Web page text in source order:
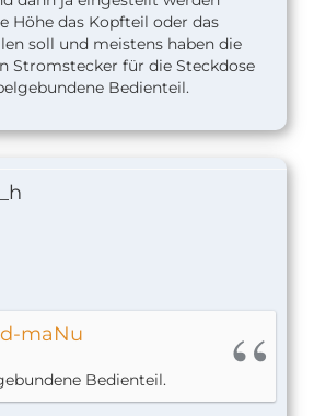
Höhe das Kopfteil oder das
soll und meistens haben die
Stromstecker für die Steckdose
Bedienteil.
maNu
Bedienteil.